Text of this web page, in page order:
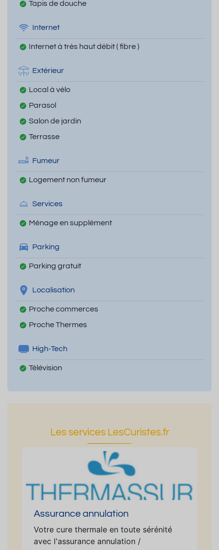
Tapis de douche
Internet
Internet à très haut débit ( fibre )
Extérieur
Local à vélo
Parasol
Salon de jardin
Terrasse
Fumeur
Logement non fumeur
Services
Ménage en supplément
Parking
Parking gratuit
Localisation
Proche commerces
Proche Thermes
High-Tech
Télévision
Les services LesCuristes.fr
Assurance annulation
Votre cure thermale en toute sérénité
avec l'assurance annulation /